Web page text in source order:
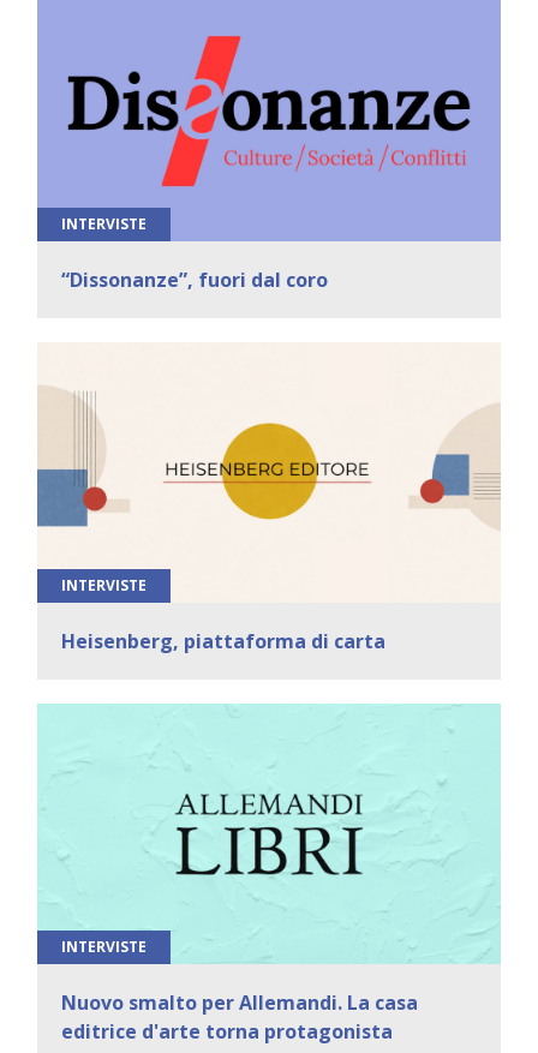
INTERVISTE
“Dissonanze”, fuori dal coro
INTERVISTE
Heisenberg, piattaforma di carta
INTERVISTE
Nuovo smalto per Allemandi. La casa
editrice d'arte torna protagonista